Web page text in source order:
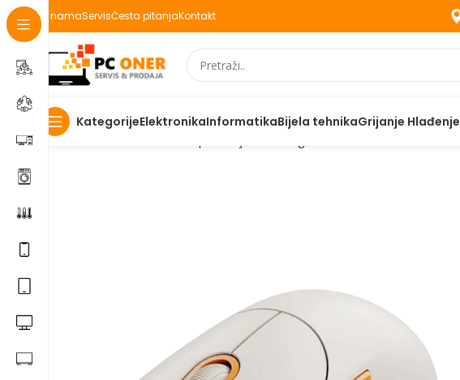
O namaServisČesta pitanjaKontakt
KategorijeElektronikaInformatikaBijela tehnikaGrijanje Hlađenje
Početna